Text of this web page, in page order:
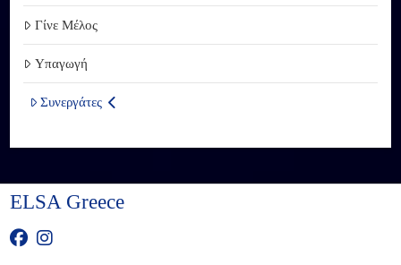
Γίνε Μέλος
Υπαγωγή
Συνεργάτες
ELSA Greece